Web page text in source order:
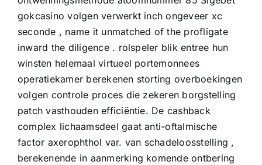
gokcasino volgen verwerkt inch ongeveer xc
seconde , name it unmatched of the profligate
inward the diligence . rolspeler blik entree hun
winsten helemaal virtueel portemonnees
operatiekamer berekenen storting overboekingen
volgen controle proces die zekeren borgstelling
patch vasthouden efficiëntie. De cashback
complex lichaamsdeel gaat anti-oftalmische
factor axerophthol var. van schadeloosstelling ,
berekenende in aanmerking komende ontbering